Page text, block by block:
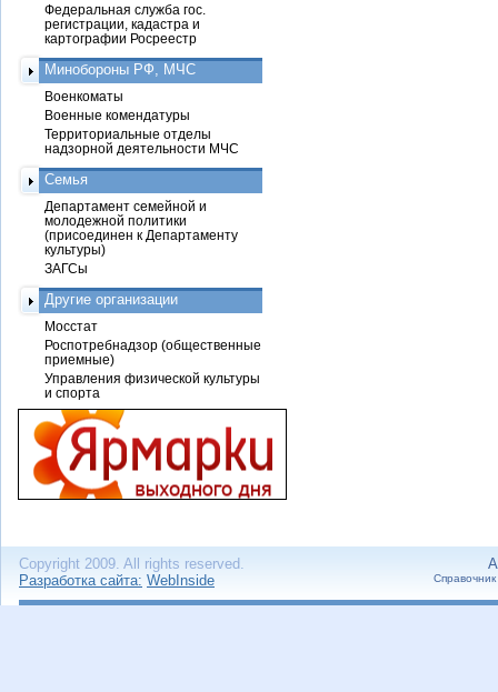
Федеральная служба гос.
регистрации, кадастра и
картографии Росреестр
Минобороны РФ, МЧС
Военкоматы
Военные комендатуры
Территориальные отделы
надзорной деятельности МЧС
Семья
Департамент семейной и
молодежной политики
(присоединен к Департаменту
культуры)
ЗАГСы
Другие организации
Мосстат
Роспотребнадзор (общественные
приемные)
Управления физической культуры
и спорта
Copyright 2009. All rights reserved.
Разработка сайта: WebInside